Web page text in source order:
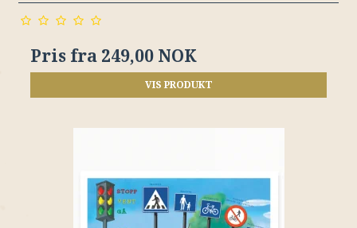
Pris fra 249,00 NOK
VIS PRODUKT